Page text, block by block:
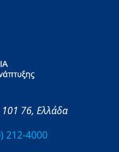
101 76, Ελλάδα
212-4000